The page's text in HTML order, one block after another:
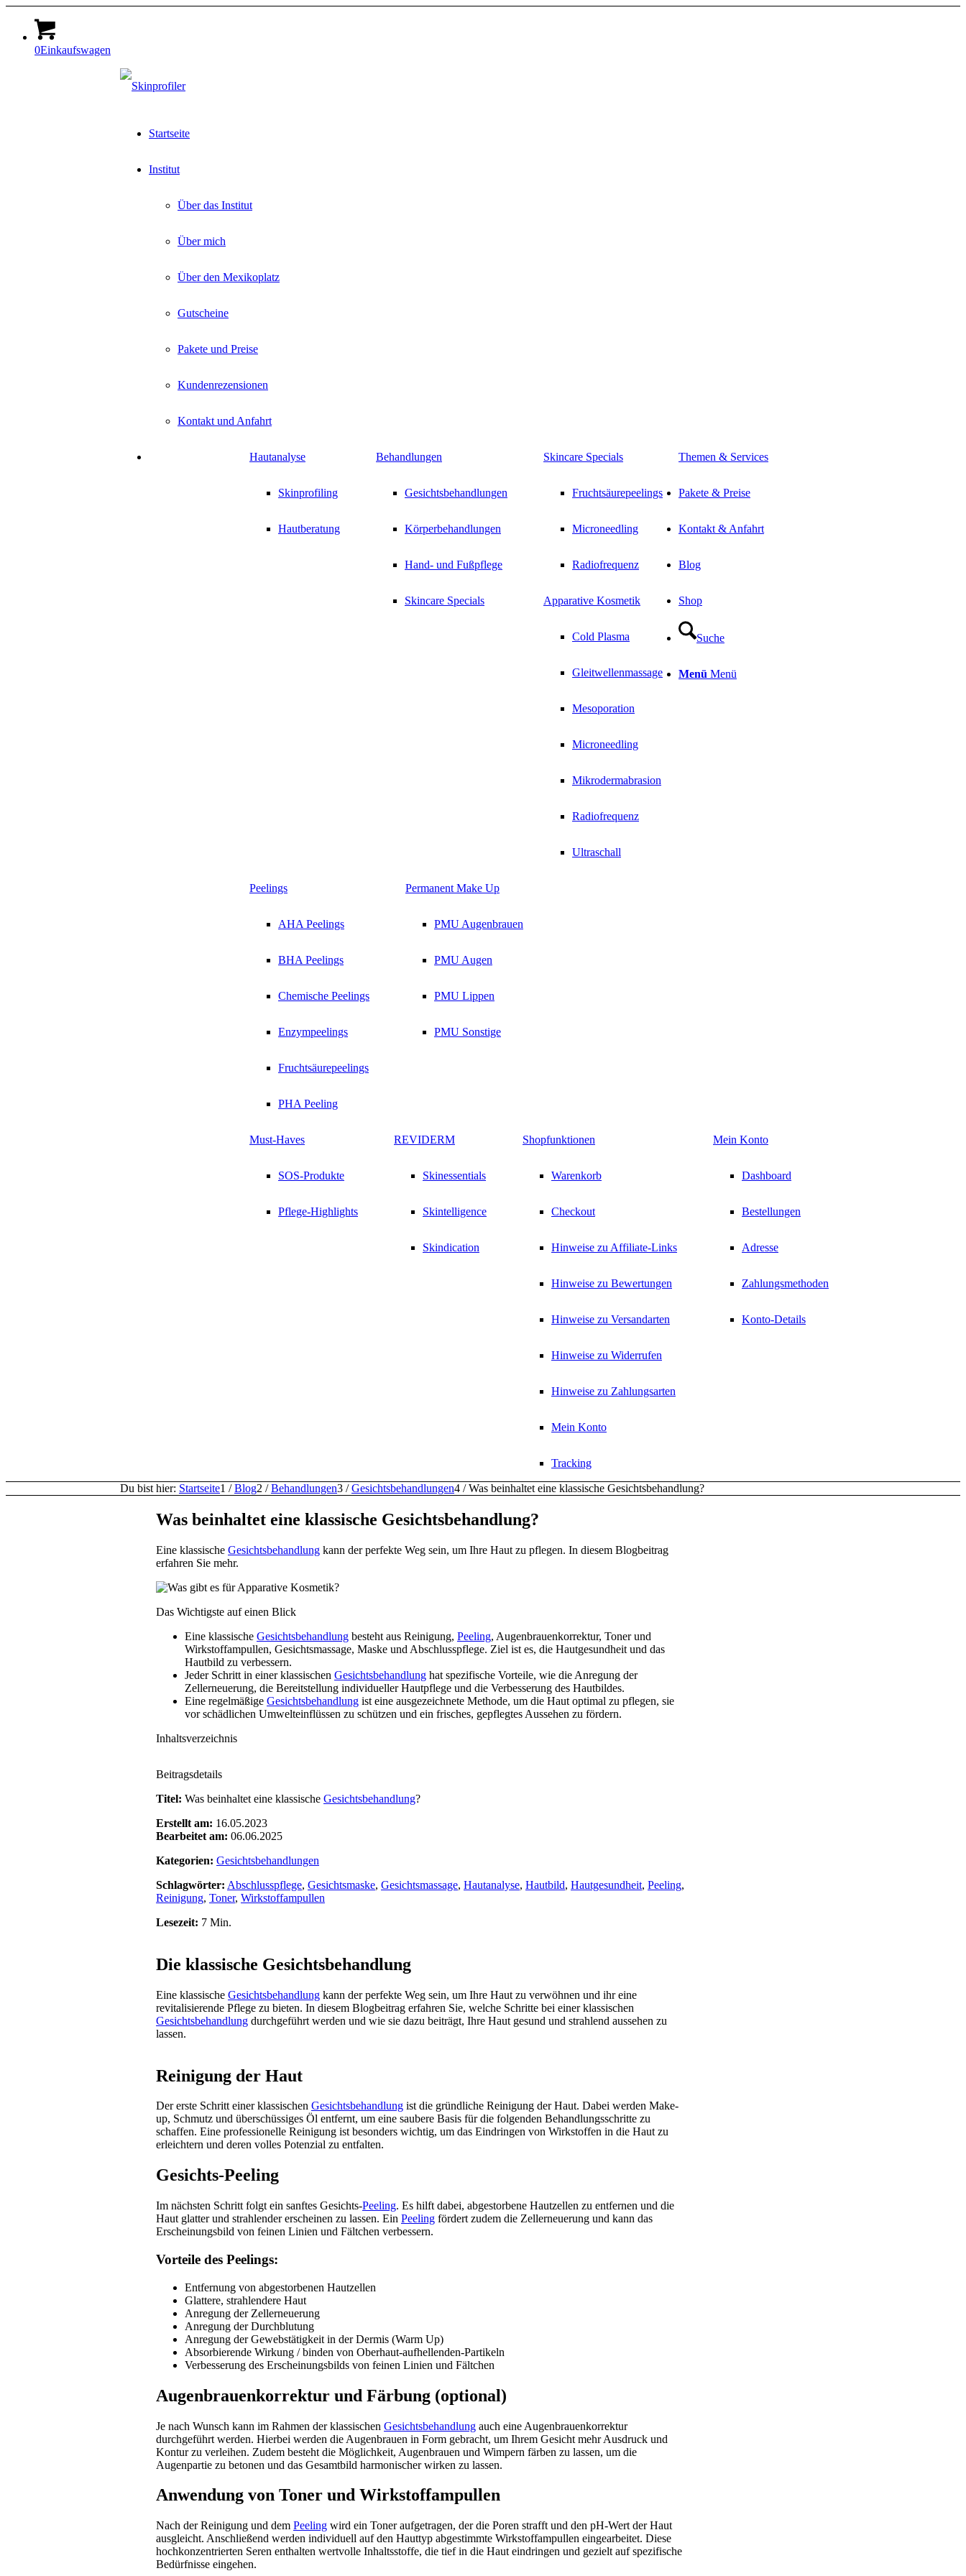
0Einkaufswagen
Startseite
Institut
Über das Institut
Über mich
Über den Mexikoplatz
Gutscheine
Pakete und Preise
Kundenrezensionen
Kontakt und Anfahrt
Themen & Services
Hautanalyse
Skinprofiling
Hautberatung
Behandlungen
Gesichtsbehandlungen
Körperbehandlungen
Hand- und Fußpflege
Skincare Specials
Skincare Specials
Fruchtsäurepeelings
Microneedling
Radiofrequenz
Apparative Kosmetik
Cold Plasma
Gleitwellenmassage
Mesoporation
Microneedling
Mikrodermabrasion
Radiofrequenz
Ultraschall
Peelings
AHA Peelings
BHA Peelings
Chemische Peelings
Enzympeelings
Fruchtsäurepeelings
PHA Peeling
Permanent Make Up
PMU Augenbrauen
PMU Augen
PMU Lippen
PMU Sonstige
Pakete & Preise
Kontakt & Anfahrt
Blog
Shop
Must-Haves
SOS-Produkte
Pflege-Highlights
REVIDERM
Skinessentials
Skintelligence
Skindication
Shopfunktionen
Warenkorb
Checkout
Hinweise zu Affiliate-Links
Hinweise zu Bewertungen
Hinweise zu Versandarten
Hinweise zu Widerrufen
Hinweise zu Zahlungsarten
Mein Konto
Tracking
Mein Konto
Dashboard
Bestellungen
Adresse
Zahlungsmethoden
Konto-Details
Suche
Menü Menü
Du bist hier: Startseite1 / Blog2 / Behandlungen3 / Gesichtsbehandlungen4 / Was beinhaltet eine klassische Gesichtsbehandlung?
Was beinhaltet eine klassische Gesichtsbehandlung?
Eine klassische Gesichtsbehandlung kann der perfekte Weg sein, um Ihre Haut zu pflegen. In diesem Blogbeitrag
erfahren Sie mehr.
Das Wichtigste auf einen Blick
Eine klassische Gesichtsbehandlung besteht aus Reinigung, Peeling, Augenbrauenkorrektur, Toner und
Wirkstoffampullen, Gesichtsmassage, Maske und Abschlusspflege. Ziel ist es, die Hautgesundheit und das
Hautbild zu verbessern.
Jeder Schritt in einer klassischen Gesichtsbehandlung hat spezifische Vorteile, wie die Anregung der
Zellerneuerung, die Bereitstellung individueller Hautpflege und die Verbesserung des Hautbildes.
Eine regelmäßige Gesichtsbehandlung ist eine ausgezeichnete Methode, um die Haut optimal zu pflegen, sie
vor schädlichen Umwelteinflüssen zu schützen und ein frisches, gepflegtes Aussehen zu fördern.
Inhaltsverzeichnis
Beitragsdetails
Titel: Was beinhaltet eine klassische Gesichtsbehandlung?
Erstellt am: 16.05.2023
Bearbeitet am: 06.06.2025
Kategorien: Gesichtsbehandlungen
Schlagwörter: Abschlusspflege, Gesichtsmaske, Gesichtsmassage, Hautanalyse, Hautbild, Hautgesundheit, Peeling,
Reinigung, Toner, Wirkstoffampullen
Lesezeit: 7 Min.
Die klassische Gesichtsbehandlung
Eine klassische Gesichtsbehandlung kann der perfekte Weg sein, um Ihre Haut zu verwöhnen und ihr eine
revitalisierende Pflege zu bieten. In diesem Blogbeitrag erfahren Sie, welche Schritte bei einer klassischen
Gesichtsbehandlung durchgeführt werden und wie sie dazu beiträgt, Ihre Haut gesund und strahlend aussehen zu
lassen.
Reinigung der Haut
Der erste Schritt einer klassischen Gesichtsbehandlung ist die gründliche Reinigung der Haut. Dabei werden Make-
up, Schmutz und überschüssiges Öl entfernt, um eine saubere Basis für die folgenden Behandlungsschritte zu
schaffen. Eine professionelle Reinigung ist besonders wichtig, um das Eindringen von Wirkstoffen in die Haut zu
erleichtern und deren volles Potenzial zu entfalten.
Gesichts-Peeling
Im nächsten Schritt folgt ein sanftes Gesichts-Peeling. Es hilft dabei, abgestorbene Hautzellen zu entfernen und die
Haut glatter und strahlender erscheinen zu lassen. Ein Peeling fördert zudem die Zellerneuerung und kann das
Erscheinungsbild von feinen Linien und Fältchen verbessern.
Vorteile des Peelings:
Entfernung von abgestorbenen Hautzellen
Glattere, strahlendere Haut
Anregung der Zellerneuerung
Anregung der Durchblutung
Anregung der Gewebstätigkeit in der Dermis (Warm Up)
Absorbierende Wirkung / binden von Oberhaut-aufhellenden-Partikeln
Verbesserung des Erscheinungsbilds von feinen Linien und Fältchen
Augenbrauenkorrektur und Färbung (optional)
Je nach Wunsch kann im Rahmen der klassischen Gesichtsbehandlung auch eine Augenbrauenkorrektur
durchgeführt werden. Hierbei werden die Augenbrauen in Form gebracht, um Ihrem Gesicht mehr Ausdruck und
Kontur zu verleihen. Zudem besteht die Möglichkeit, Augenbrauen und Wimpern färben zu lassen, um die
Augenpartie zu betonen und das Gesamtbild harmonischer wirken zu lassen.
Anwendung von Toner und Wirkstoffampullen
Nach der Reinigung und dem Peeling wird ein Toner aufgetragen, der die Poren strafft und den pH-Wert der Haut
ausgleicht. Anschließend werden individuell auf den Hauttyp abgestimmte Wirkstoffampullen eingearbeitet. Diese
hochkonzentrierten Seren enthalten wertvolle Inhaltsstoffe, die tief in die Haut eindringen und gezielt auf spezifische
Bedürfnisse eingehen.